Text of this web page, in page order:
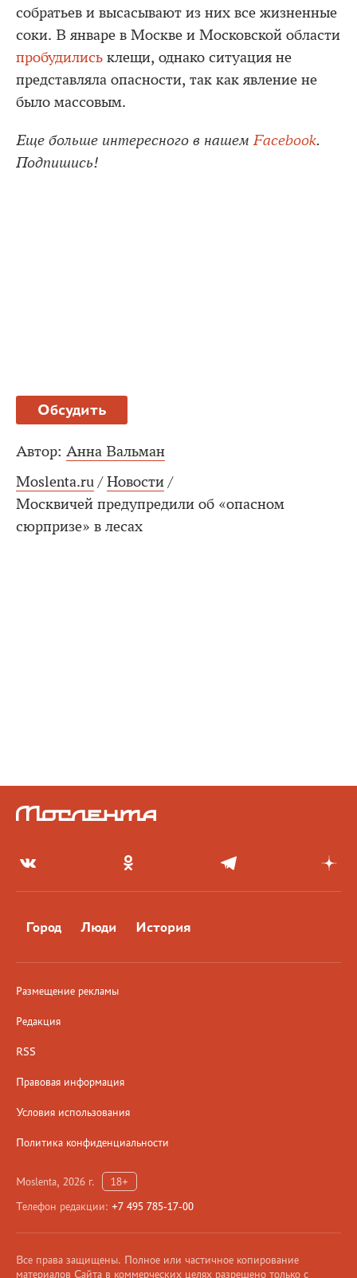
собратьев и высасывают из них все жизненные
соки. В январе в Москве и Московской области
пробудились клещи, однако ситуация не
представляла опасности, так как явление не
было массовым.
Еще больше интересного в нашем Facebook.
Подпишись!
Обсудить
Автор: Анна Вальман
Moslenta.ru / Новости /
Москвичей предупредили об «опасном
сюрпризе» в лесах
Город Люди История
Размещение рекламы
Редакция
RSS
Правовая информация
Условия использования
Политика конфиденциальности
Moslenta, 2026 г.
18+
Телефон редакции: +7 495 785-17-00
Все права защищены. Полное или частичное копирование
материалов Сайта в коммерческих целях разрешено только с